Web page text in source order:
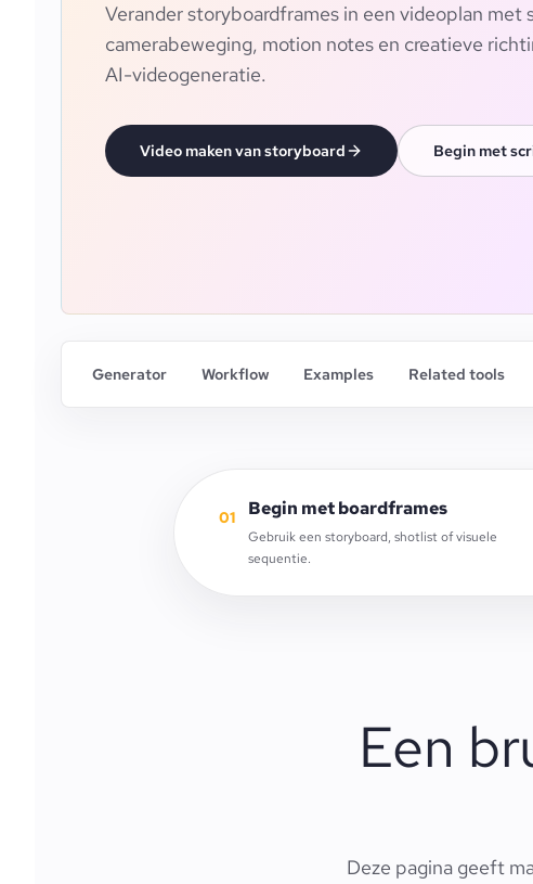
Verander storyboardframes in een videoplan met
camerabeweging, motion notes en creatieve
AI-videogeneratie.
Video maken van storyboard Begin met
Generator Workflow Examples Related tools
01 Begin met boardframes
Gebruik een storyboard, shotlist of visuele
sequentie.
Een
Deze pagina geeft